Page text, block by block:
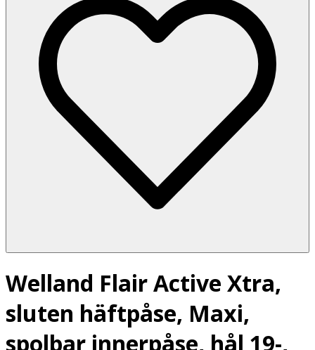
Welland Flair Active Xtra,
sluten häftpåse, Maxi,
spolbar innerpåse, hål 19-,